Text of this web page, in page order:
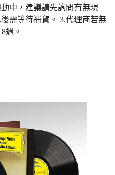
中，建議請先詢問有無現
需等待補貨。 3.代理商若無
週。